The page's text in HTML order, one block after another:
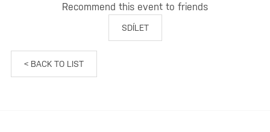
Recommend this event to friends
SDÍLET
< BACK TO LIST